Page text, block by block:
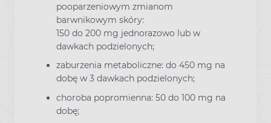
pooparzeniowym zmianom
barwnikowym skóry:
150 do 200 mg jednorazowo lub w
dawkach podzielonych;
zaburzenia metaboliczne: do 450 mg na
dobę w 3 dawkach podzielonych;
choroba popromienna: 50 do 100 mg na
dobę;